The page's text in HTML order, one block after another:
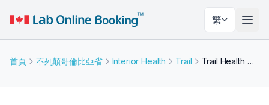
繁
切換
首頁 不列顛哥倫比亞省 Interior Health Trail Trail Health Centre Laboratory